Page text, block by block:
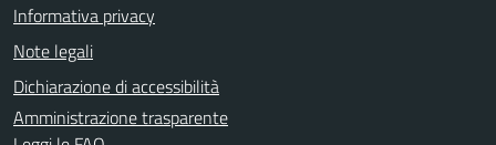
Informativa privacy
Note legali
Dichiarazione di accessibilità
Amministrazione trasparente